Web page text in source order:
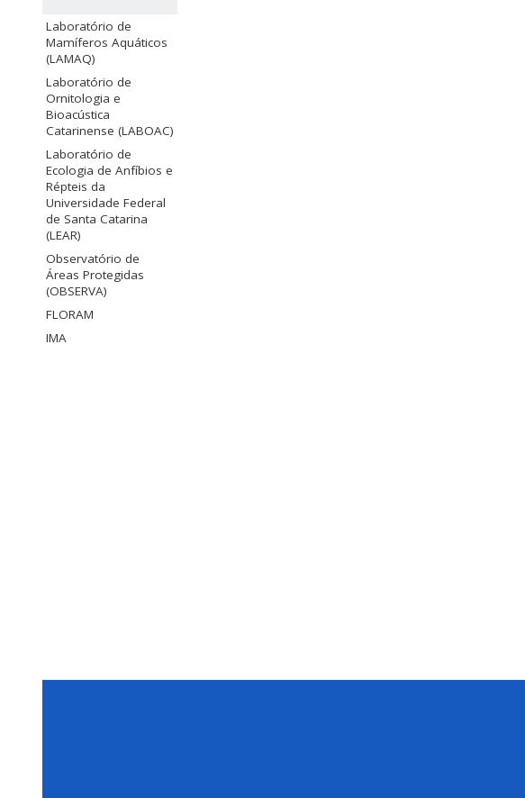
Laboratório de
Mamíferos Aquáticos
(LAMAQ)
Laboratório de
Ornitologia e
Bioacústica
Catarinense (LABOAC)
Laboratório de
Ecologia de Anfíbios e
Répteis da
Universidade Federal
de Santa Catarina
(LEAR)
Observatório de
Áreas Protegidas
(OBSERVA)
FLORAM
IMA